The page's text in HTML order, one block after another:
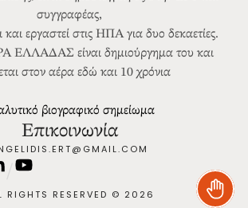
συγγραφέας,
εργαστεί στις ΗΠΑ για δυο δεκαετίες.
ΕΛΛΑΔΑΣ είναι δημιούργημα του και
στον αέρα εδώ και 10 χρόνια
βιογραφικό σημείωμα
Επικοινωνία
RIGHTS RESERVED © 2026